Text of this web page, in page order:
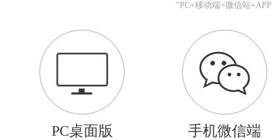
"PC+移动端+微信站
PC桌面版 手机微信端